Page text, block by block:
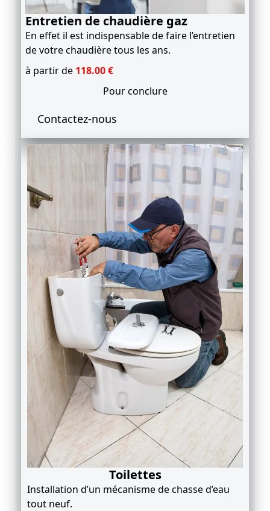
Entretien de chaudière gaz
En effet il est indispensable de faire l’entretien
de votre chaudière tous les ans.
à partir de 118.00€
Pour conclure
Contactez-nous
Toilettes
Installation d’un mécanisme de chasse d’eau
tout neuf.